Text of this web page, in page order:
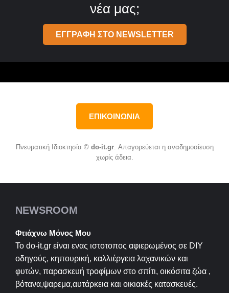
νέα μας;
ΕΓΓΡΑΦΗ ΣΤΟ NEWSLETTER
ΕΠΙΚΟΙΝΩΝΙΑ
Πνευματική Ιδιοκτησία © do-it.gr. Απαγορεύεται η αναδημοσίευση
χωρίς άδεια.
NEWSROOM
Φτιάχνω Μόνος Μου
Το do-it.gr είναι ενας ιστοτοπος αφιερωμένος σε DIY
οδηγούς, κηπουρική, καλλιέργεια λαχανικών και
φυτών, παρασκευή τροφίμων στο σπίτι, οικόσιτα ζώα ,
βότανα,ψαρεμα,αυτάρκεια και οικιακές κατασκευές.